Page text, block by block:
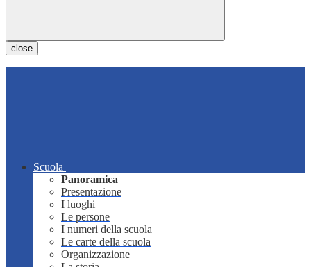
close
Scuola
Panoramica
Presentazione
I luoghi
Le persone
I numeri della scuola
Le carte della scuola
Organizzazione